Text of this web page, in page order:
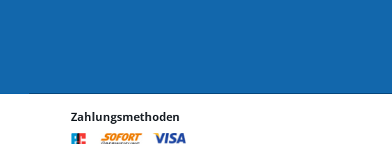
Zahlungsmethoden